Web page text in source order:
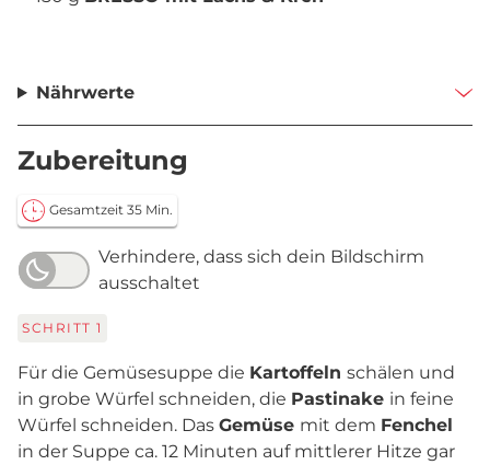
Nährwerte
Zubereitung
Gesamtzeit 35 Min.
Verhindere, dass sich dein Bildschirm
ausschaltet
SCHRITT 1
Für die Gemüsesuppe die Kartoffeln schälen und
in grobe Würfel schneiden, die Pastinake in feine
Würfel schneiden. Das Gemüse mit dem Fenchel
in der Suppe ca. 12 Minuten auf mittlerer Hitze gar